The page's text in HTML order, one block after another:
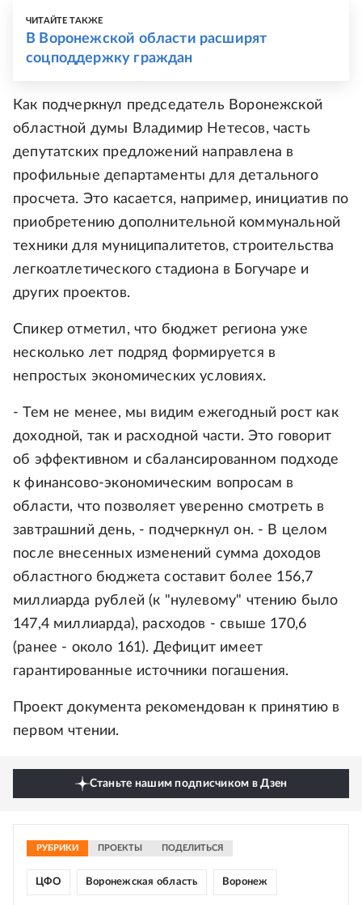
ЧИТАЙТЕ ТАКЖЕ
В Воронежской области расширят
соцподдержку граждан
Как подчеркнул председатель Воронежской
областной думы Владимир Нетесов, часть
депутатских предложений направлена в
профильные департаменты для детального
просчета. Это касается, например, инициатив по
приобретению дополнительной коммунальной
техники для муниципалитетов, строительства
легкоатлетического стадиона в Богучаре и
других проектов.
Спикер отметил, что бюджет региона уже
несколько лет подряд формируется в
непростых экономических условиях.
- Тем не менее, мы видим ежегодный рост как
доходной, так и расходной части. Это говорит
об эффективном и сбалансированном подходе
к финансово-экономическим вопросам в
области, что позволяет уверенно смотреть в
завтрашний день, - подчеркнул он. - В целом
после внесенных изменений сумма доходов
областного бюджета составит более 156,7
миллиарда рублей (к "нулевому" чтению было
147,4 миллиарда), расходов - свыше 170,6
(ранее - около 161). Дефицит имеет
гарантированные источники погашения.
Проект документа рекомендован к принятию в
первом чтении.
Станьте нашим подписчиком в Дзен
РУБРИКИ ПРОЕКТЫ ПОДЕЛИТЬСЯ
ЦФО Воронежская область Воронеж